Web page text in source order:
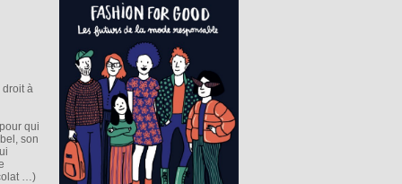
droit à
qui
son
…)